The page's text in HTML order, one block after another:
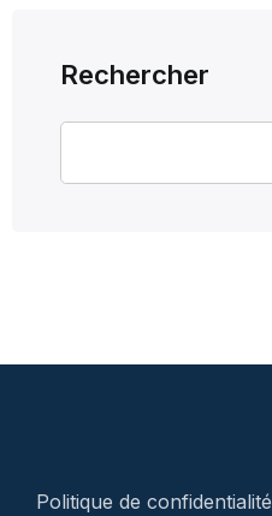
Rechercher
Politique de confidentialité